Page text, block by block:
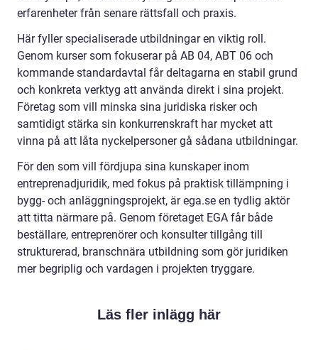
erfarenheter från senare rättsfall och praxis.
Här fyller specialiserade utbildningar en viktig roll.
Genom kurser som fokuserar på AB 04, ABT 06 och
kommande standardavtal får deltagarna en stabil grund
och konkreta verktyg att använda direkt i sina projekt.
Företag som vill minska sina juridiska risker och
samtidigt stärka sin konkurrenskraft har mycket att
vinna på att låta nyckelpersoner gå sådana utbildningar.
För den som vill fördjupa sina kunskaper inom
entreprenadjuridik, med fokus på praktisk tillämpning i
bygg- och anläggningsprojekt, är ega.se en tydlig aktör
att titta närmare på. Genom företaget EGA får både
beställare, entreprenörer och konsulter tillgång till
strukturerad, branschnära utbildning som gör juridiken
mer begriplig och vardagen i projekten tryggare.
Läs fler inlägg här